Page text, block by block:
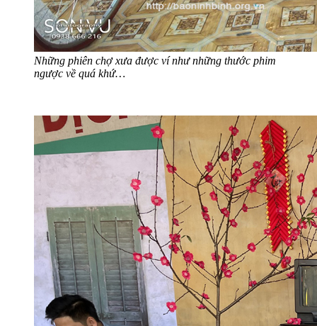
Những phiên chợ xưa được ví như những thước phim
ngược về quá khứ…